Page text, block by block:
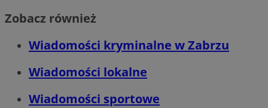
Zobacz również
Wiadomości kryminalne w Zabrzu
Wiadomości lokalne
Wiadomości sportowe